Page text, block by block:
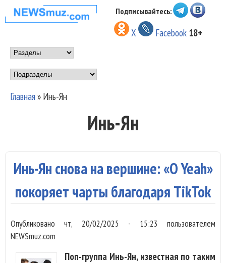
Перейти к основному
содержанию
НОВОСТИ
МУЗЫКИ И
ШОУ БИЗНЕСА
NEWSMUZ.COM
Подписывайтесь:
X Facebook 18+
Main menu
Подразделы
Главная» Инь-Ян
Инь-Ян
Инь-Ян снова на вершине: «O Yeah»
покоряет чарты благодаря TikTok
Опубликованочт, 20/02/2025 - 15:23 пользователем
NEWSmuz.com
Поп-группа Инь-Ян, известная по таким